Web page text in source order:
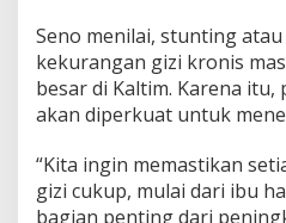
Seno menilai, stunting
kekurangan gizi kronis
besar di Kaltim. Karena
akan diperkuat untuk
“Kita ingin memastikan
gizi cukup, mulai dari ibu
bagian penting dari